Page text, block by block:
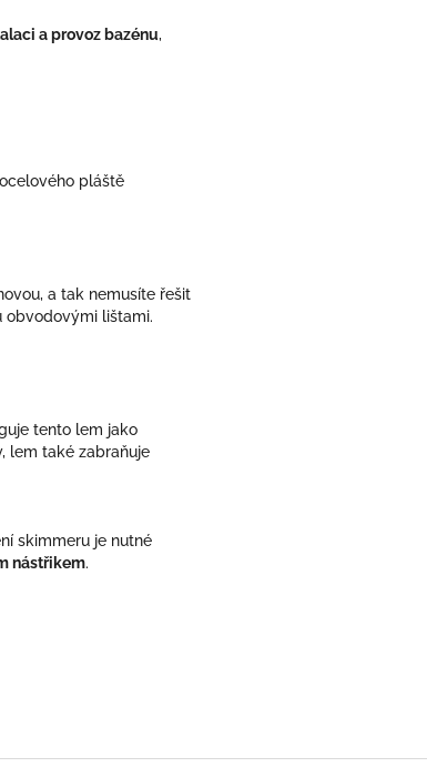
a provoz bazénu,
ocelového pláště
a tak nemusíte řešit
obvodovými lištami.
tento lem jako
lem také zabraňuje
skimmeru je nutné
nástřikem.